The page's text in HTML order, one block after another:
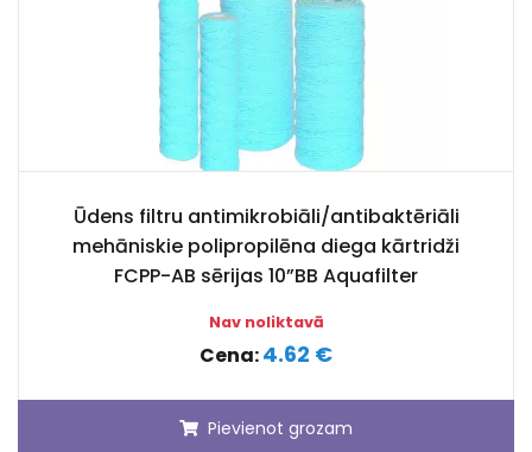
Ūdens filtru antimikrobiāli/antibaktēriāli
mehāniskie polipropilēna diega kārtridži
FCPP-AB sērijas 10”BB Aquafilter
Nav noliktavā
Cena:4.62 €
Pievienot grozam